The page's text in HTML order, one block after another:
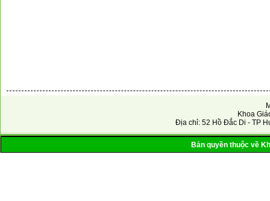
Khoa
Địa chỉ: 52 Hồ Đắc Di - TP
Bản quyền thuộc về